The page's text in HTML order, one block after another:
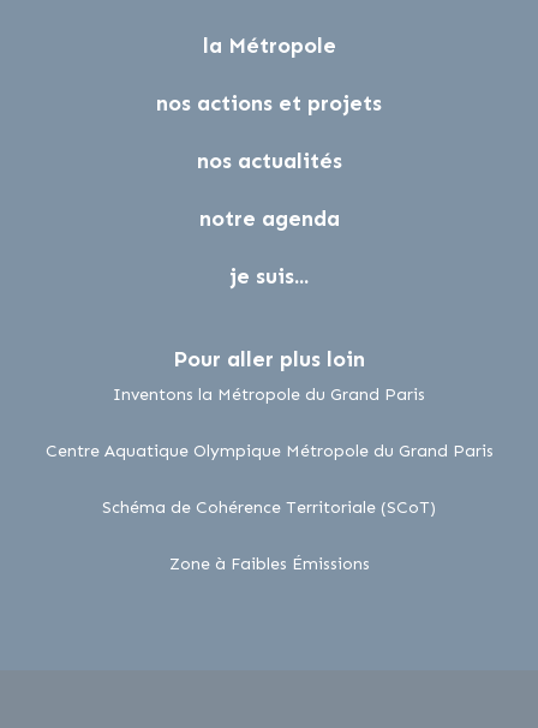
la Métropole
nos actions et projets
nos actualités
notre agenda
je suis...
Pour aller plus loin
Inventons la Métropole du Grand Paris
Centre Aquatique Olympique Métropole du Grand Parislien
Schéma de Cohérence Territoriale (SCoT)
Zone à Faibles Émissionslien externe